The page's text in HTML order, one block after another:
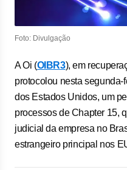
Foto: Divulgação
A Oi (OIBR3), em
protocolou nesta
dos Estados Unidos, um
processos de Chapter 15,
judicial da empresa no
estrangeiro principal nos